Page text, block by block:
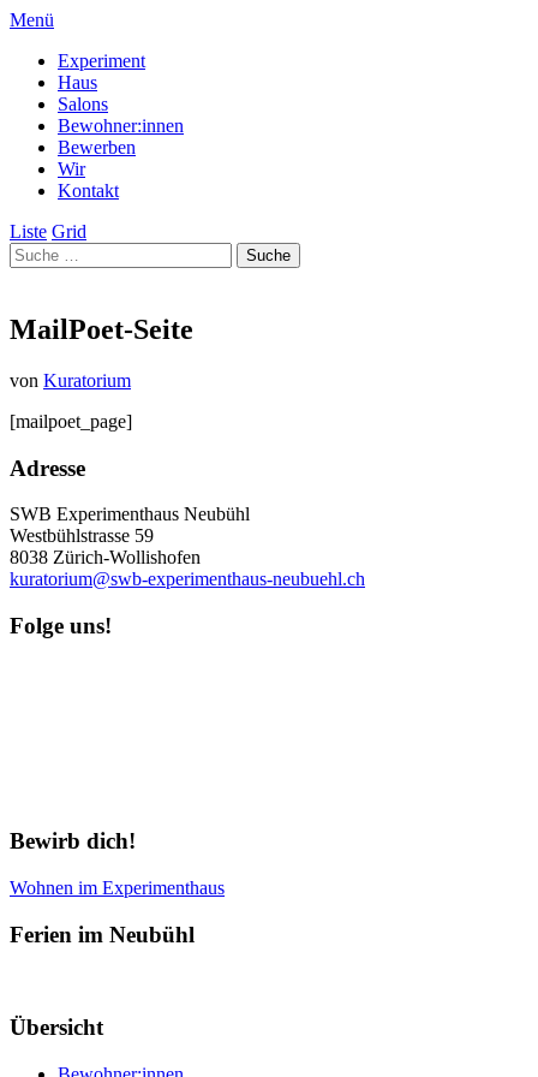
Menü
Experiment
Haus
Salons
Bewohner:innen
Bewerben
Wir
Kontakt
Liste Grid
MailPoet-Seite
von Kuratorium
[mailpoet_page]
Adresse
SWB Experimenthaus Neubühl
Westbühlstrasse 59
8038 Zürich-Wollishofen
kuratorium@swb-experimenthaus-neubuehl.ch
Folge uns!
Bewirb dich!
Wohnen im Experimenthaus
Ferien im Neubühl
Übersicht